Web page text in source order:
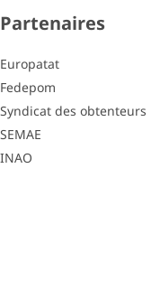
Partenaires
Europatat
Fedepom
Syndicat des obtenteurs
SEMAE
INAO